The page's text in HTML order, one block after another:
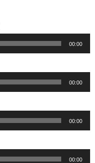
00:00
00:00
00:00
00:00